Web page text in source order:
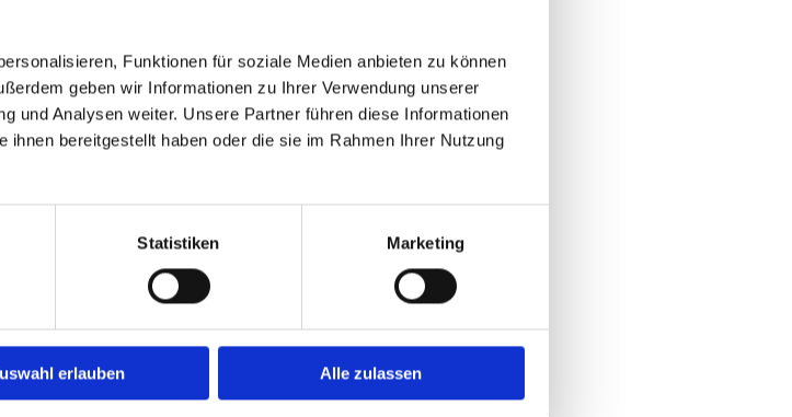
Funktionen für soziale Medien anbieten zu können
geben wir Informationen zu Ihrer Verwendung unserer
und Analysen weiter. Unsere Partner führen diese Informationen
bereitgestellt haben oder die sie im Rahmen Ihrer Nutzung
Statistiken Marketing
erlauben Alle zulassen